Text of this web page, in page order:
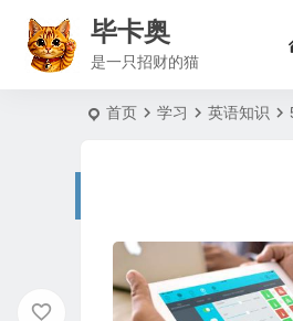
毕卡奥
是一只招财的猫
首页 学习 英语知识